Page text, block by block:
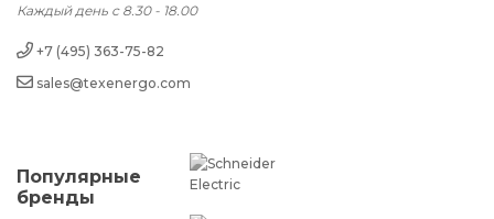
Каждый день с 8.30 - 18.00
+7 (495) 363-75-82
sales@texenergo.com
Популярные
бренды